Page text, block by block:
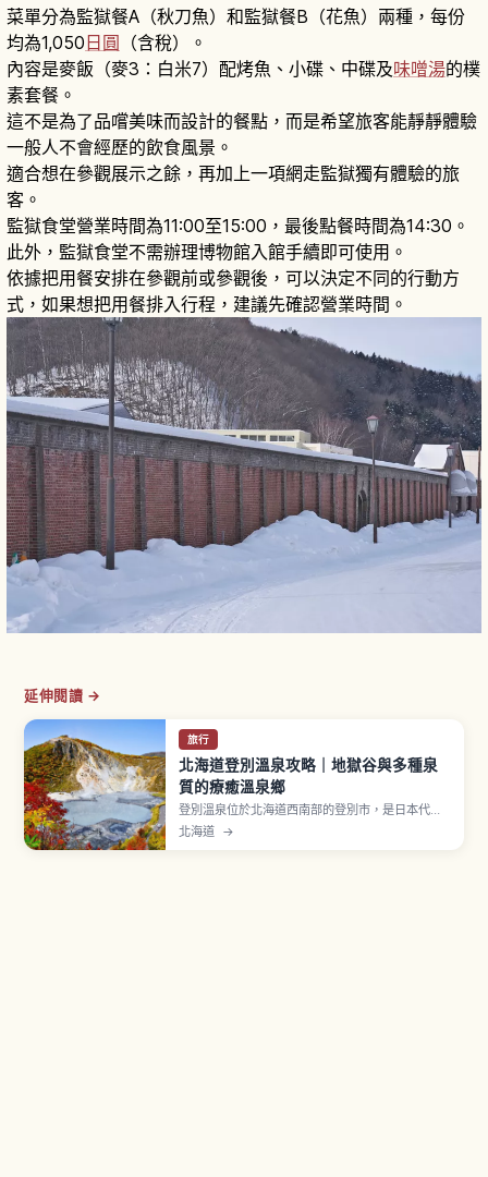
菜單分為監獄餐A（秋刀魚）和監獄餐B（花魚）兩種，每份
均為1,050日圓 （含稅）。
內容是麥飯（麥3：白米7）配烤魚、小碟、中碟及味噌湯的樸
素套餐。
這不是為了品嚐美味而設計的餐點，而是希望旅客能靜靜體驗
一般人不會經歷的飲食風景。
適合想在參觀展示之餘，再加上一項網走監獄獨有體驗的旅
客。
監獄食堂營業時間為11:00至15:00，最後點餐時間為14:30。
此外，監獄食堂不需辦理博物館入館手續即可使用。
依據把用餐安排在參觀前或參觀後，可以決定不同的行動方
式，如果想把用餐排入行程，建議先確認營業時間。
延伸閱讀 →
旅行
北海道登別溫泉攻略｜地獄谷與多種泉
質的療癒溫泉鄉
登別溫泉位於北海道西南部的登別市，是日本代表
性的溫泉鄉之一，以「溫泉百貨」之名聞名，常見
北海道 →